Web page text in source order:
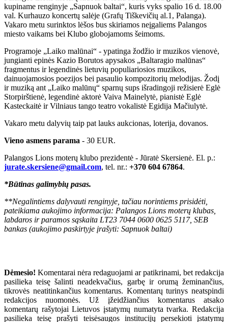
kupiname renginyje „Sapnuok baltai“, kuris vyks spalio 16 d. 18.00
val. Kurhauzo koncertų salėje (Grafų Tiškevičių al.1, Palanga).
Vakaro metu surinktos lėšos bus skiriamos neįgaliems Palangos
miesto vaikams bei Klubo globojamoms šeimoms.
Programoje „Laiko malūnai“ - ypatinga žodžio ir muzikos vienovė,
jungianti epinės Kazio Borutos apysakos „Baltaragio malūnas“
fragmentus ir legendinės lietuvių populiariosios muzikos,
dainuojamosios poezijos bei pasaulio kompozitorių melodijas. Žodį
ir muziką ant „Laiko malūnų“ sparnų sups išradingoji režisierė Eglė
Storpirštienė, legendinė aktorė Vaiva Mainelytė, pianistė Eglė
Kasteckaitė ir Vilniaus tango teatro vokalistė Egidija Mačiulytė.
Vakaro metu dalyvių taip pat lauks aukcionas, loterija, dovanos.
Vieno asmens parama - 30 EUR.
Palangos Lions moterų klubo prezidentė - Jūratė Skersienė. El. p.:
jurate.skersiene@gmail.com, tel. nr.: +370 604 67864.
*Būtinas galimybių pasas.
**Negalintiems dalyvauti renginyje, tačiau norintiems prisidėti,
pateikiama aukojimo informacija: Palangos Lions moterų klubas,
labdaros ir paramos sąskaita LT23 7044 0600 0625 5117, SEB
bankas (aukojimo paskirtyje įrašyti: Sapnuok baltai)
Dėmesio! Komentarai nėra redaguojami ar patikrinami, bet redakcija
pasilieka teisę šalinti neadekvačius, garbę ir orumą žeminančius,
tikrovės neatitinkančius komentarus. Komentarų turinys neatspindi
redakcijos nuomonės. Už įžeidžiančius komentarus atsako
komentarų rašytojai Lietuvos įstatymų numatyta tvarka. Redakcija
pasilieka teisę prašyti teisėsaugos institucijų persekioti įstatymų